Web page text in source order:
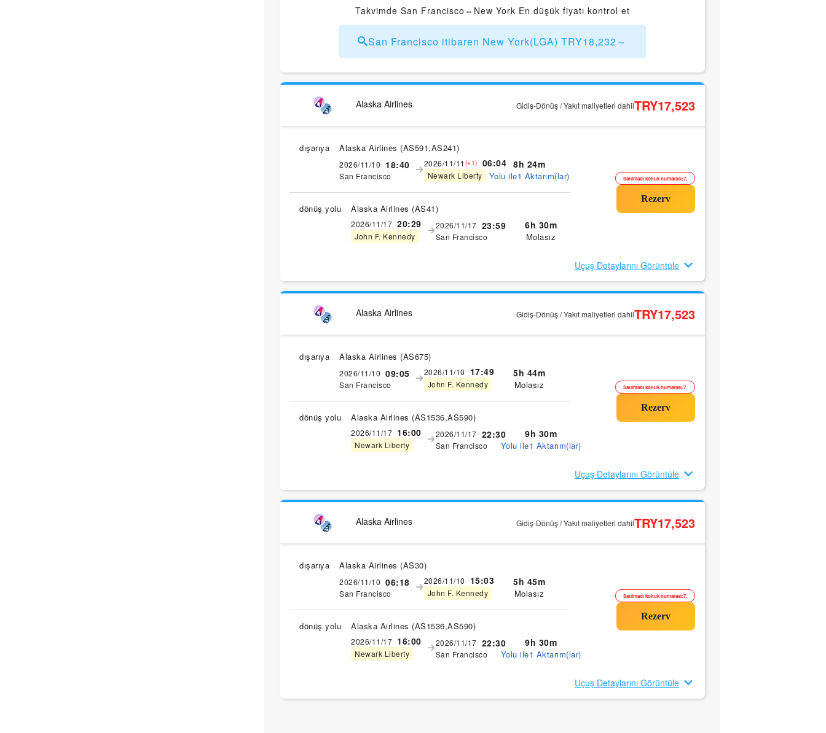
Takvimde San Francisco⇔New York En düşük fiyatı kontrol et
San Francisco itibaren New York(LGA) TRY18,232～
Alaska Airlines Gidiş-Dönüş / Yakıt maliyetleri dahilTRY17,523
dışarıya Alaska Airlines (AS591,AS241)
2026/11/10 18:40
San Francisco
2026/11/11 (+1) 06:04
Newark Liberty
8h 24m
Yolu ile1 Aktarım(lar)
dönüş yolu Alaska Airlines (AS41)
2026/11/17 20:29
John F. Kennedy
2026/11/17 23:59
San Francisco
6h 30m
Molasız
Satılmadı koltuk numarası:7.
Uçuş Detaylarını Görüntüle
Alaska Airlines Gidiş-Dönüş / Yakıt maliyetleri dahilTRY17,523
dışarıya Alaska Airlines (AS675)
2026/11/10 09:05
San Francisco
2026/11/10 17:49
John F. Kennedy
5h 44m
Molasız
dönüş yolu Alaska Airlines (AS1536,AS590)
2026/11/17 16:00
Newark Liberty
2026/11/17 22:30
San Francisco
9h 30m
Yolu ile1 Aktarım(lar)
Satılmadı koltuk numarası:7.
Uçuş Detaylarını Görüntüle
Alaska Airlines Gidiş-Dönüş / Yakıt maliyetleri dahilTRY17,523
dışarıya Alaska Airlines (AS30)
2026/11/10 06:18
San Francisco
2026/11/10 15:03
John F. Kennedy
5h 45m
Molasız
dönüş yolu Alaska Airlines (AS1536,AS590)
2026/11/17 16:00
Newark Liberty
2026/11/17 22:30
San Francisco
9h 30m
Yolu ile1 Aktarım(lar)
Satılmadı koltuk numarası:7.
Uçuş Detaylarını Görüntüle